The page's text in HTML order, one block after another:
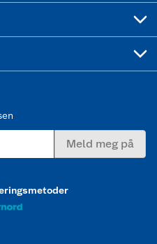
Meld meg på